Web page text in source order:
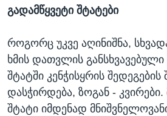
გადამწყვეტი შტატები
როგორც უკვე აღინიშნა,
ხმის დათვლის
შტატში კენჭისყრის შედეგების
დასჭირდება, ზოგან -
შტატი იმდენად